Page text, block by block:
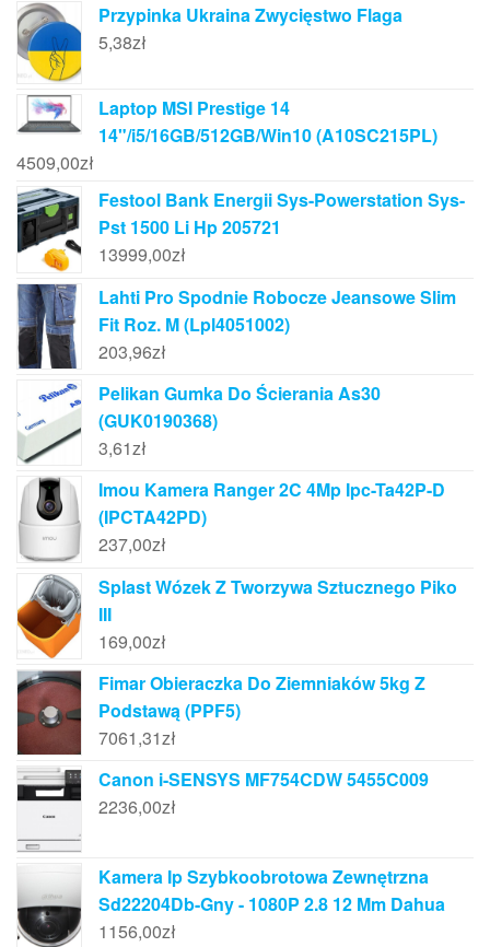
Przypinka Ukraina Zwycięstwo Flaga
5,38zł
Laptop MSI Prestige 14
14"/i5/16GB/512GB/Win10 (A10SC215PL)
4509,00zł
Festool Bank Energii Sys-Powerstation Sys-
Pst 1500 Li Hp 205721
13999,00zł
Lahti Pro Spodnie Robocze Jeansowe Slim
Fit Roz. M (Lpl4051002)
203,96zł
Pelikan Gumka Do Ścierania As30
(GUK0190368)
3,61zł
Imou Kamera Ranger 2C 4Mp Ipc-Ta42P-D
(IPCTA42PD)
237,00zł
Splast Wózek Z Tworzywa Sztucznego Piko
III
169,00zł
Fimar Obieraczka Do Ziemniaków 5kg Z
Podstawą (PPF5)
7061,31zł
Canon i-SENSYS MF754CDW 5455C009
2236,00zł
Kamera Ip Szybkoobrotowa Zewnętrzna
Sd22204Db-Gny - 1080P 2.8 12 Mm Dahua
1156,00zł